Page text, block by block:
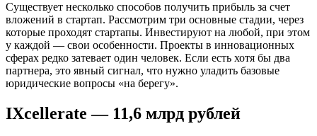
Существует несколько способов получить прибыль за счет
вложений в стартап. Рассмотрим три основные стадии, через
которые проходят стартапы. Инвестируют на любой, при этом
у каждой — свои особенности. Проекты в инновационных
сферах редко затевает один человек. Если есть хотя бы два
партнера, это явный сигнал, что нужно уладить базовые
юридические вопросы «на берегу».
IXcellerate — 11,6 млрд рублей